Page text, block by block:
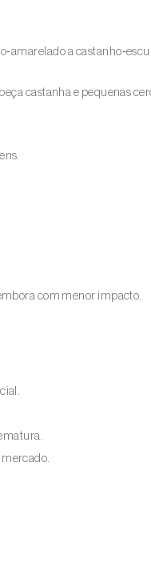
a
castanha e pequenas
com menor impacto.